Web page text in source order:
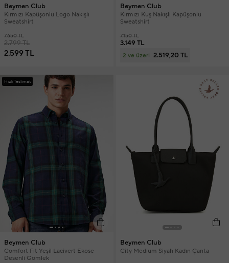
Beymen Club
Kırmızı Kapüşonlu Logo Nakışlı
Sweatshirt
7.650 TL
2.799 TL
2.599 TL
Beymen Club
Kırmızı Kuş Nakışlı Kapüşonlu
Sweatshirt
7.150 TL
3.149 TL
2 ve üzeri 2.519,20 TL
Hızlı Teslimat
Beymen Club
Comfort Fit Yeşil Lacivert Ekose
Desenli Gömlek
Beymen Club
City Medium Siyah Kadın Çanta